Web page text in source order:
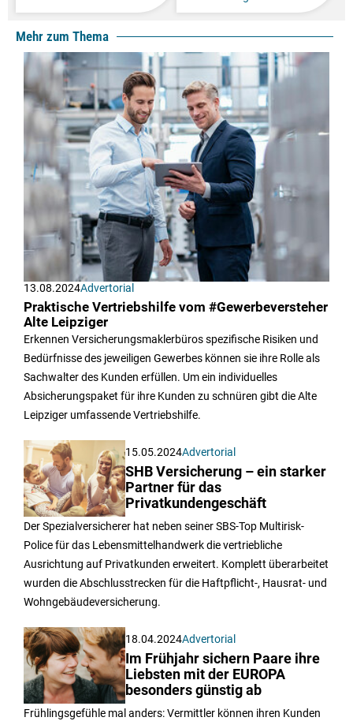
Mehr zum Thema
13.08.2024Advertorial
Praktische Vertriebshilfe vom #Gewerbeversteher
Alte Leipziger
Erkennen Versicherungsmaklerbüros spezifische Risiken und
Bedürfnisse des jeweiligen Gewerbes können sie ihre Rolle als
Sachwalter des Kunden erfüllen. Um ein individuelles
Absicherungspaket für ihre Kunden zu schnüren gibt die Alte
Leipziger umfassende Vertriebshilfe.
15.05.2024Advertorial
SHB Versicherung – ein starker
Partner für das
Privatkundengeschäft
Der Spezialversicherer hat neben seiner SBS-Top Multirisk-
Police für das Lebensmittelhandwerk die vertriebliche
Ausrichtung auf Privatkunden erweitert. Komplett überarbeitet
wurden die Abschlusstrecken für die Haftpflicht-, Hausrat- und
Wohngebäudeversicherung.
18.04.2024Advertorial
Im Frühjahr sichern Paare ihre
Liebsten mit der EUROPA
besonders günstig ab
Frühlingsgefühle mal anders: Vermittler können ihren Kunden